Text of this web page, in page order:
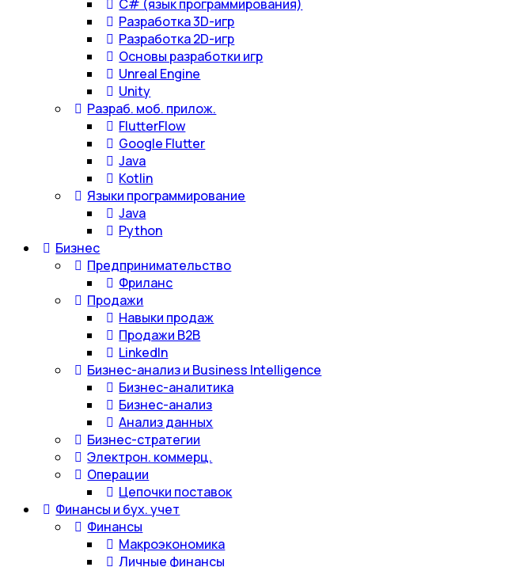
С# (язык программирования)
Разработка 3D-игр
Разработка 2D-игр
Основы разработки игр
Unreal Engine
Unity
Разраб. моб. прилож.
FlutterFlow
Google Flutter
Java
Kotlin
Языки программирование
Java
Python
Бизнес
Предпринимательство
Фриланс
Продажи
Навыки продаж
Продажи B2B
LinkedIn
Бизнес-анализ и Business Intelligence
Бизнес-аналитика
Бизнес-анализ
Анализ данных
Бизнес-стратегии
Электрон. коммерц.
Операции
Цепочки поставок
Финансы и бух. учет
Финансы
Макроэкономика
Личные финансы